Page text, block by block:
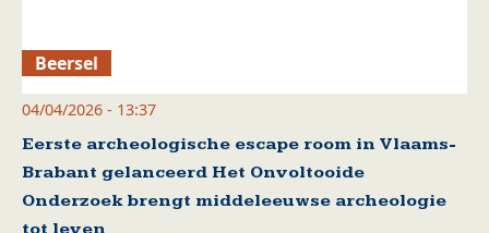
Beersel
04/04/2026 - 13:37
Eerste archeologische escape room in Vlaams-
Brabant gelanceerd Het Onvoltooide
Onderzoek brengt middeleeuwse archeologie
tot leven